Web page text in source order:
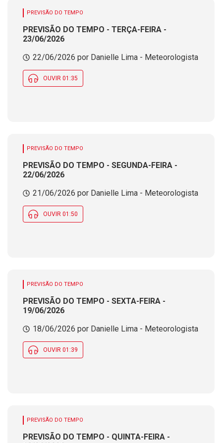
PREVISÃO DO TEMPO
PREVISÃO DO TEMPO - TERÇA-FEIRA -
23/06/2026
22/06/2026 por Danielle Lima - Meteorologista
OUVIR 01:35
PREVISÃO DO TEMPO
PREVISÃO DO TEMPO - SEGUNDA-FEIRA -
22/06/2026
21/06/2026 por Danielle Lima - Meteorologista
OUVIR 01:50
PREVISÃO DO TEMPO
PREVISÃO DO TEMPO - SEXTA-FEIRA -
19/06/2026
18/06/2026 por Danielle Lima - Meteorologista
OUVIR 01:39
PREVISÃO DO TEMPO
PREVISÃO DO TEMPO - QUINTA-FEIRA -